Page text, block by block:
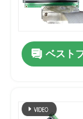
ビデオ
VRショー
ベスト